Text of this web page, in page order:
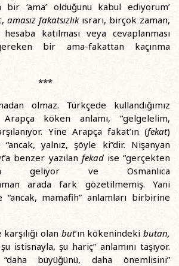
bir ‘ama’ olduğunu kabul ediyorum’
amasız fakatsızlıkısrarı, birçok zaman,
katılması veya cevaplanması
bir ama-fakattan kaçınma
***
olmaz. Türkçede kullandığımız
köken anlamı, “gelgelelim,
Yine Arapça fakat’ın (fekat)
yalnız, şöyle ki”dir. Nişanyan
’a benzer yazılan fekadise “gerçekten
geliyor ve Osmanlıca
arada fark gözetilmemiş. Yani
“ancak, mamafih” anlamları birbirine
olan but’ın kökenindekibutan,
istisnayla, şu hariç” anlamını taşıyor.
büyüğünü, daha önemlisini”